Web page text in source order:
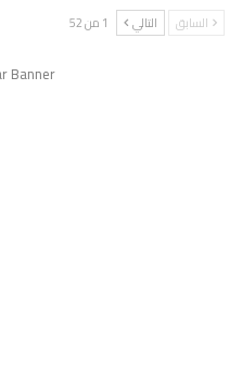
السابق التالي 1 من 52